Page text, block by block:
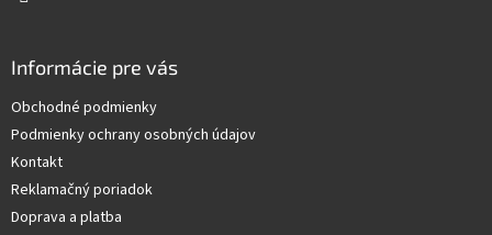
Informácie pre vás
Obchodné podmienky
Podmienky ochrany osobných údajov
Kontakt
Reklamačný poriadok
Doprava a platba